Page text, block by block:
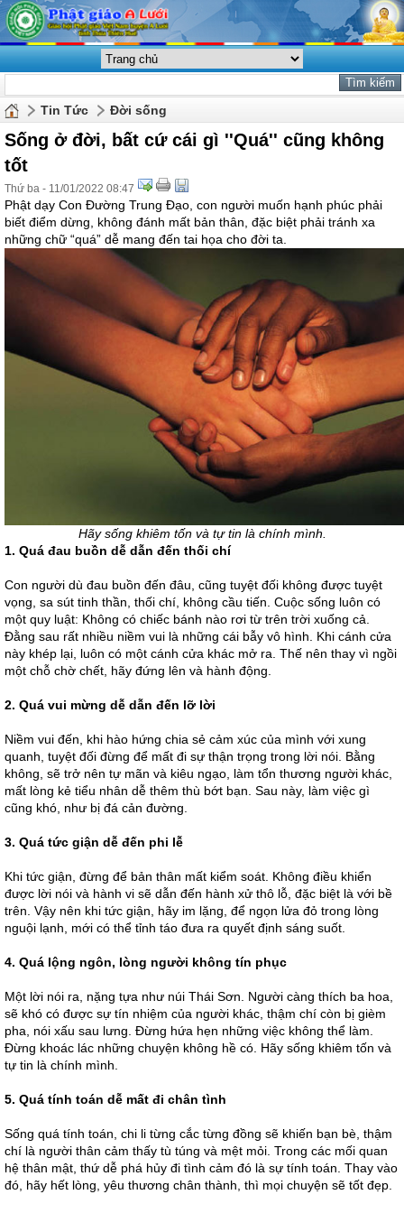
Tin Tức Đời sống
Sống ở đời, bất cứ cái gì ''Quá'' cũng không
tốt
Thứ ba - 11/01/2022 08:47
Phật dạy Con Đường Trung Đạo, con người muốn hạnh phúc phải
biết điểm dừng, không đánh mất bản thân, đặc biệt phải tránh xa
những chữ “quá” dễ mang đến tai họa cho đời ta.
Hãy sống khiêm tốn và tự tin là chính mình.
1. Quá đau buồn dễ dẫn đến thối chí
Con người dù đau buồn đến đâu, cũng tuyệt đối không được tuyệt
vọng, sa sút tinh thần, thối chí, không cầu tiến. Cuộc sống luôn có
một quy luật: Không có chiếc bánh nào rơi từ trên trời xuống cả.
Đằng sau rất nhiều niềm vui là những cái bẫy vô hình. Khi cánh cửa
này khép lại, luôn có một cánh cửa khác mở ra. Thế nên thay vì ngồi
một chỗ chờ chết, hãy đứng lên và hành động.
2. Quá vui mừng dễ dẫn đến lỡ lời
Niềm vui đến, khi hào hứng chia sẻ cảm xúc của mình với xung
quanh, tuyệt đối đừng để mất đi sự thận trọng trong lời nói. Bằng
không, sẽ trở nên tự mãn và kiêu ngạo, làm tổn thương người khác,
mất lòng kẻ tiểu nhân dễ thêm thù bớt bạn. Sau này, làm việc gì
cũng khó, như bị đá cản đường.
3. Quá tức giận dễ đến phi lễ
Khi tức giận, đừng để bản thân mất kiểm soát. Không điều khiển
được lời nói và hành vi sẽ dẫn đến hành xử thô lỗ, đặc biệt là với bề
trên. Vậy nên khi tức giận, hãy im lặng, để ngọn lửa đỏ trong lòng
nguội lạnh, mới có thể tỉnh táo đưa ra quyết định sáng suốt.
4. Quá lộng ngôn, lòng người không tín phục
Một lời nói ra, nặng tựa như núi Thái Sơn. Người càng thích ba hoa,
sẽ khó có được sự tín nhiệm của người khác, thậm chí còn bị gièm
pha, nói xấu sau lưng. Đừng hứa hẹn những việc không thể làm.
Đừng khoác lác những chuyện không hề có. Hãy sống khiêm tốn và
tự tin là chính mình.
5. Quá tính toán dễ mất đi chân tình
Sống quá tính toán, chi li từng cắc từng đồng sẽ khiến bạn bè, thậm
chí là người thân cảm thấy tù túng và mệt mỏi. Trong các mối quan
hệ thân mật, thứ dễ phá hủy đi tình cảm đó là sự tính toán. Thay vào
đó, hãy hết lòng, yêu thương chân thành, thì mọi chuyện sẽ tốt đẹp.